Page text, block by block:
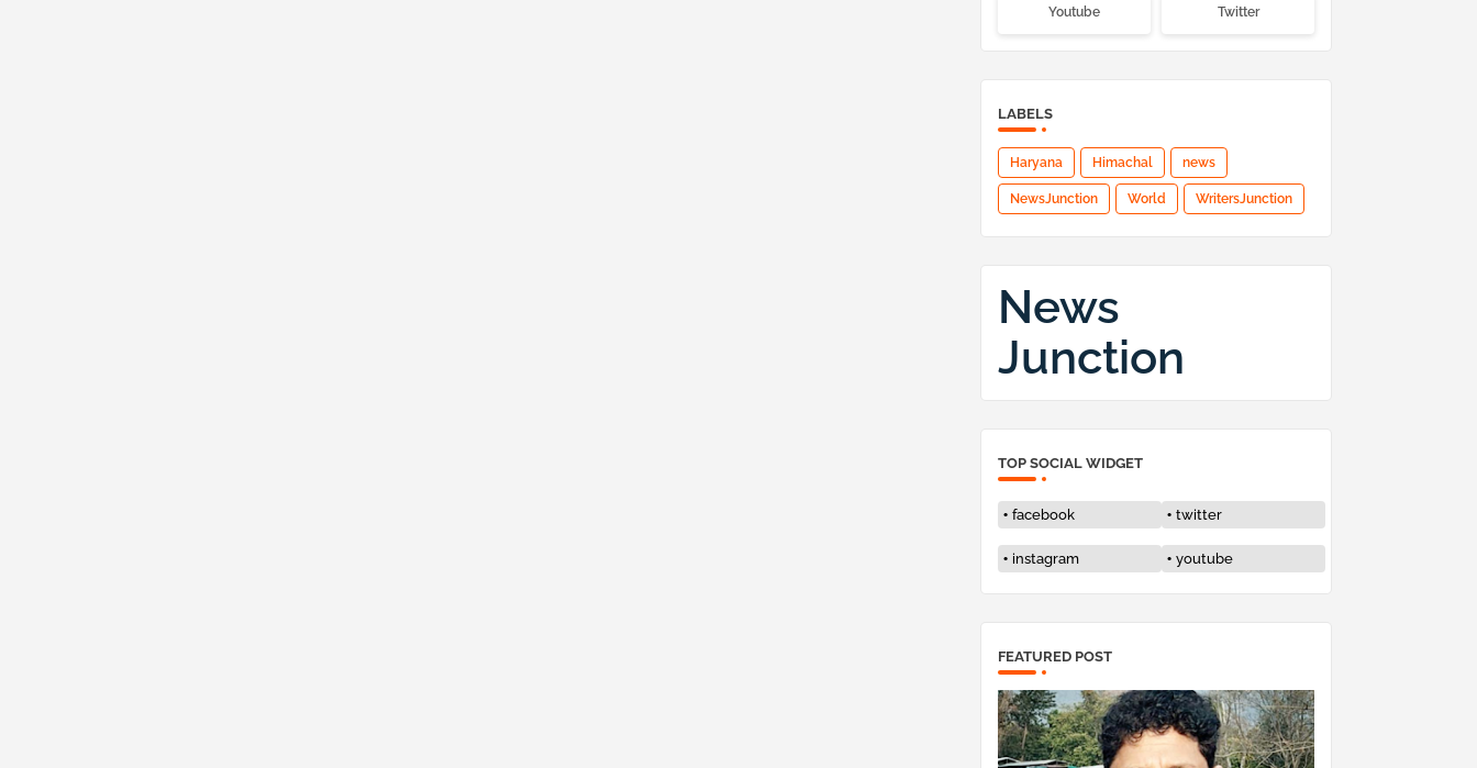
Youtube Twitter
LABELS
Haryana Himachal news
NewsJunction World WritersJunction
News
Junction
TOP SOCIAL WIDGET
facebook twitter
instagram youtube
FEATURED POST